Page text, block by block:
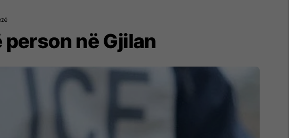
në Gjilan